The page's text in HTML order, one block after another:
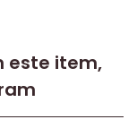
este item,